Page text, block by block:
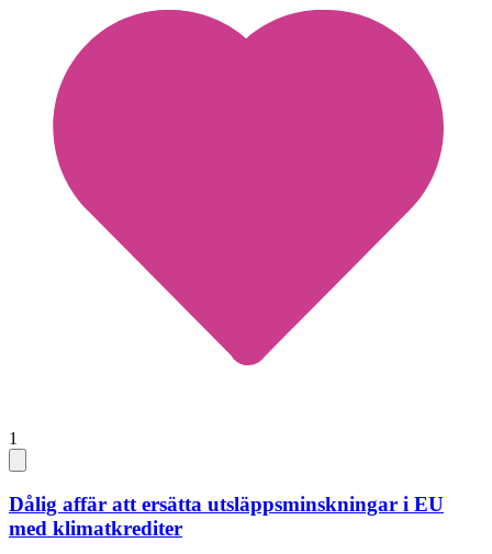
1
Dålig affär att ersätta utsläppsminskningar i EU
med klimatkrediter